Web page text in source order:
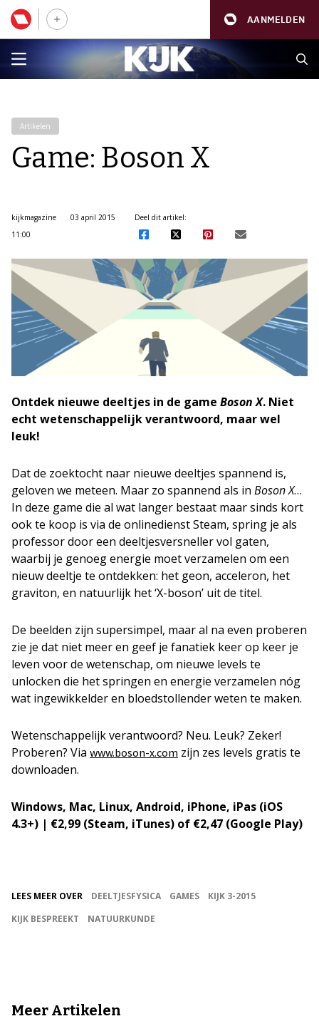
AANMELDEN
Artikelen
Game: Boson X
kijkmagazine
03 april 2015
11:00
Deel dit artikel:
Ontdek nieuwe deeltjes in de game Boson X. Niet
echt wetenschappelijk verantwoord, maar wel
leuk!
Dat de zoektocht naar nieuwe deeltjes spannend is,
geloven we meteen. Maar zo spannend als in Boson X…
In deze game die al wat langer bestaat maar sinds kort
ook te koop is via de onlinedienst Steam, spring je als
professor door een deeltjesversneller vol gaten,
waarbij je genoeg energie moet verzamelen om een
nieuw deeltje te ontdekken: het geon, acceleron, het
graviton, en natuurlijk het ‘X-boson’ uit de titel.
De beelden zijn supersimpel, maar al na even proberen
zie je dat niet meer en geef je fanatiek keer op keer je
leven voor de wetenschap, om nieuwe levels te
unlocken die het springen en energie verzamelen nóg
wat ingewikkelder en bloedstollender weten te maken.
Wetenschappelijk verantwoord? Neu. Leuk? Zeker!
Proberen? Via www.boson-x.com zijn zes levels gratis te
downloaden.
Windows, Mac, Linux, Android, iPhone, iPas (iOS
4.3+) | €2,99 (Steam, iTunes) of €2,47 (Google Play)
LEES MEER OVER DEELTJESFYSICA GAMES
KIJK 3-2015
KIJK BESPREEKT
NATUURKUNDE
Meer Artikelen